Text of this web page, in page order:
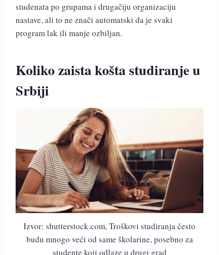
studenata po grupama i drugačiju organizaciju
nastave, ali to ne znači automatski da je svaki
program lak ili manje ozbiljan.
Koliko zaista košta studiranje u
Srbiji
Izvor: shutterstock.com, Troškovi studiranja često
budu mnogo veći od same školarine, posebno za
studente koji odlaze u drugi grad